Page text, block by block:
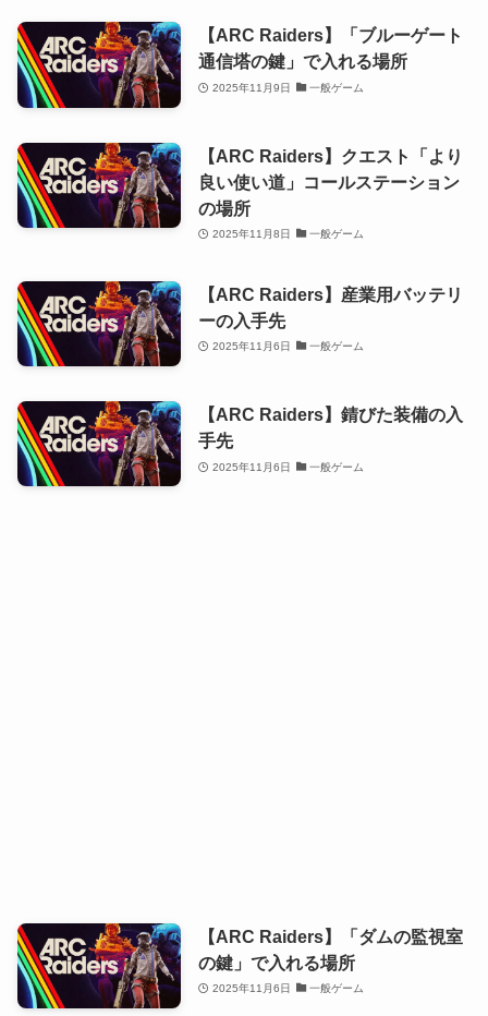
【ARC Raiders】「ブルーゲート
通信塔の鍵」で入れる場所
2025年11月9日 一般ゲーム
【ARC Raiders】クエスト「より
良い使い道」コールステーション
の場所
2025年11月8日 一般ゲーム
【ARC Raiders】産業用バッテリ
ーの入手先
2025年11月6日 一般ゲーム
【ARC Raiders】錆びた装備の入
手先
2025年11月6日 一般ゲーム
【ARC Raiders】「ダムの監視室
の鍵」で入れる場所
2025年11月6日 一般ゲーム